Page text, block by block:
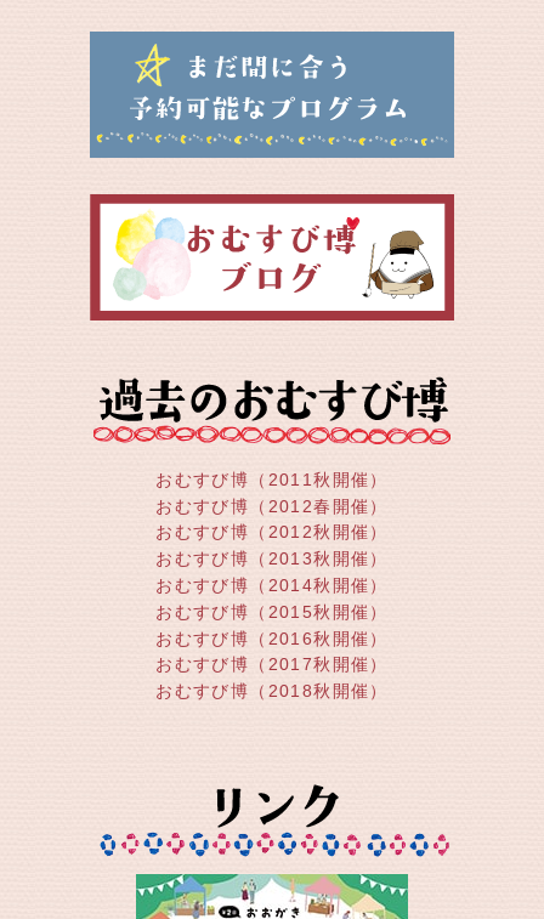
おむすび博（2011秋開催）
おむすび博（2012春開催）
おむすび博（2012秋開催）
おむすび博（2013秋開催）
おむすび博（2014秋開催）
おむすび博（2015秋開催）
おむすび博（2016秋開催）
おむすび博（2017秋開催）
おむすび博（2018秋開催）